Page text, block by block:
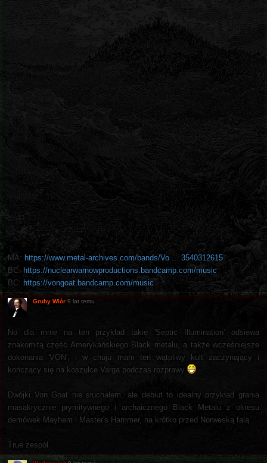
MA: https://www.metal-archives.com/bands/Vo ... 3540312615
BC: https://nuclearwarnowproductions.bandcamp.com/music
BC: https://vongoat.bandcamp.com/music
Gruby Wiór 9 lat temu
No dla mnie na ten przykład takie 'Septic Illumination' odsiewa
znakomitą część Amerykańskiego Black metalu, a także wcześniejsze
dokonania 'VON', i w chuju mam ten wątpliwy kult zaczynający i
kończący się na koszulce Varga podczas rozprawy
Dwójki Von Goat nie słuchałem, ale debiut to idealny przykład grania
masakrycznie prymitywnego i archaicznego Black Metalu z okresu
demówek Mayhem i Master's Hammer, na krótko przed Norweską falą.
True zespół.